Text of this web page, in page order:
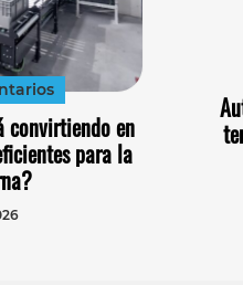
convirtiendo en
para la